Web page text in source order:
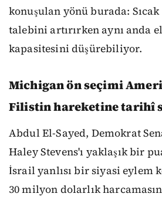
konuşulan yönü burada:
talebini artırırken aynı anda
kapasitesini düşürebiliyor.
Michigan ön seçimi
Filistin hareketine tarihî
Abdul El-Sayed, Demokrat
Haley Stevens'ı yaklaşık bir
İsrail yanlısı bir siyasi eylem
30 milyon dolarlık